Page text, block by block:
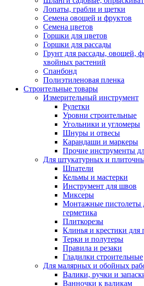
Лопаты, грабли и щетки
Семена овощей и фруктов
Семена цветов
Горшки для цветов
Горшки для рассады
Грунт для рассады, овощей,
хвойных растений
Спанбонд
Полиэтиленовая пленка
Строительные товары
Измерительный инструмент
Рулетки
Уровни строительные
Угольники и угломеры
Шнуры и отвесы
Карандаши и маркеры
Прочие инструменты
Для штукатурных и
Шпатели
Кельмы и мастерки
Инструмент для швов
Миксеры
Монтажные пистолеты
герметика
Плиткорезы
Клинья и крестики для
Терки и полутеры
Правила и резаки
Гладилки строительные
Для малярных и обойных
Валики, ручки и
Ванночки к валикам